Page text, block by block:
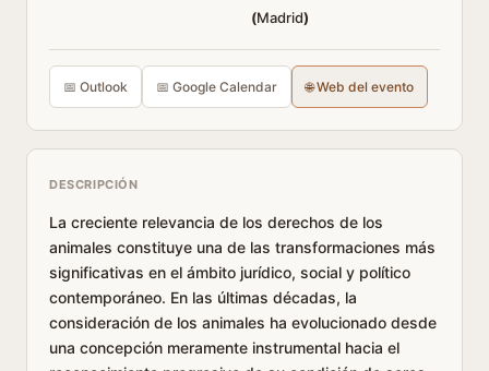
(Madrid)
📅 Outlook 📅 Google Calendar 🌐 Web del evento
DESCRIPCIÓN
La creciente relevancia de los derechos de los
animales constituye una de las transformaciones más
significativas en el ámbito jurídico, social y político
contemporáneo. En las últimas décadas, la
consideración de los animales ha evolucionado desde
una concepción meramente instrumental hacia el